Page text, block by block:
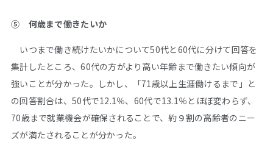
➄ 何歳まで働きたいか
いつまで働き続けたいかについて50代と60代に分けて回答を
集計したところ、60代の方がより高い年齢まで働きたい傾向が
強いことが分かった。しかし、「71歳以上生涯働けるまで」と
の回答割合は、50代で12.1％、60代で13.1％とほぼ変わらず、
70歳まで就業機会が確保されることで、約９割の高齢者のニー
ズが満たされることが分かった。